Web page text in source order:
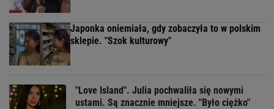
Japonka oniemiała, gdy zobaczyła to w polskim
sklepie. "Szok kulturowy"
"Love Island". Julia pochwaliła się nowymi
ustami. Są znacznie mniejsze. "Było ciężko"